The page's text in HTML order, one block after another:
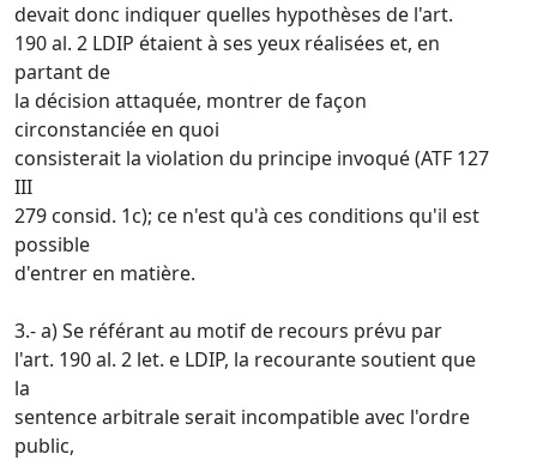
devait donc indiquer quelles hypothèses de l'art.
190 al. 2 LDIP étaient à ses yeux réalisées et, en
partant de
la décision attaquée, montrer de façon
circonstanciée en quoi
consisterait la violation du principe invoqué (ATF 127
III
279 consid. 1c); ce n'est qu'à ces conditions qu'il est
possible
d'entrer en matière.
3.- a) Se référant au motif de recours prévu par
l'art. 190 al. 2 let. e LDIP, la recourante soutient que
la
sentence arbitrale serait incompatible avec l'ordre
public,